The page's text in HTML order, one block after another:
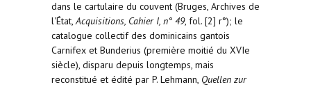
dans le cartulaire du couvent (Bruges, Archives de
l'État,Acquisitions, Cahier I, n° 49, fol. [2] r°); le
catalogue collectif des dominicains gantois
Carnifex et Bunderius (première moitié du XVIe
siècle), disparu depuis longtemps, mais
reconstitué et édité par P. Lehmann, Quellen zur